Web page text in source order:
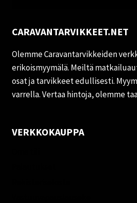
CARAVANTARVIKKEET.NET
Olemme Caravantarvikkeiden
erikoismyymälä. Meiltä
osat ja tarvikkeet edullisesti.
varrella. Vertaa hintoja, olemme
VERKKOKAUPPA